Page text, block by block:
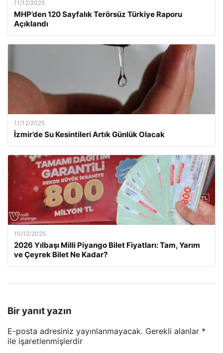
11/12/2025
MHP’den 120 Sayfalık Terörsüz Türkiye Raporu
Açıklandı
11/12/2025
İzmir’de Su Kesintileri Artık Günlük Olacak
10/12/2025
2026 Yılbaşı Milli Piyango Bilet Fiyatları: Tam, Yarım
ve Çeyrek Bilet Ne Kadar?
Bir yanıt yazın
E-posta adresiniz yayınlanmayacak. Gerekli alanlar *
ile işaretlenmişlerdir